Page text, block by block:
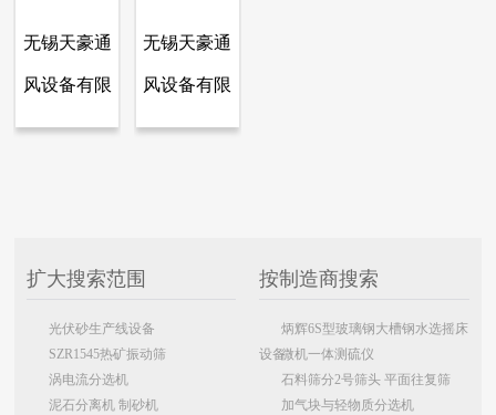
无锡天豪通
风设备有限
公司
查看全部产品
无锡天豪通
风设备有限
公司
查看全部产品
扩大搜索范围
光伏砂生产线设备
SZR1545热矿振动筛
涡电流分选机
泥石分离机 制砂机
按制造商搜索
炳辉6S型玻璃钢大槽钢水选摇床
设备微机一体测硫仪
石料筛分2号筛头 平面往复筛
加气块与轻物质分选机